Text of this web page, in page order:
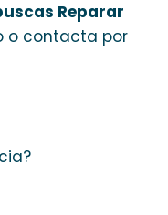
Reparar
o contacta por